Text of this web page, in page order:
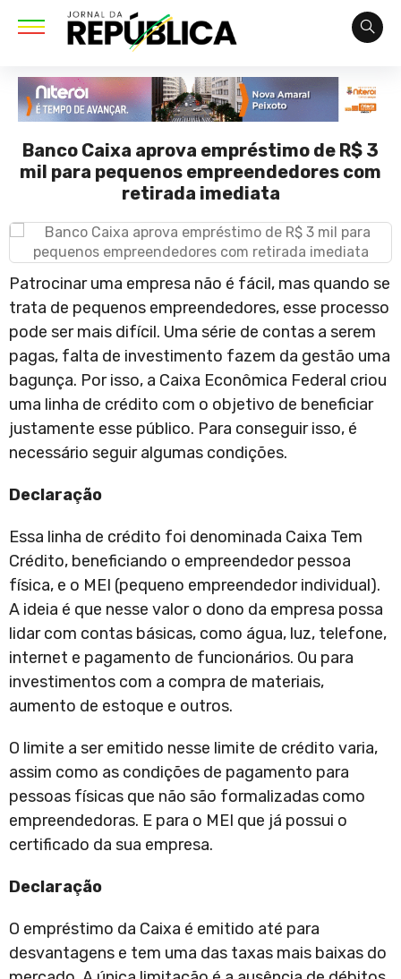
Banco Caixa aprova empréstimo de R$ 3
mil para pequenos empreendedores com
retirada imediata
Patrocinar uma empresa não é fácil, mas quando se
trata de pequenos empreendedores, esse processo
pode ser mais difícil. Uma série de contas a serem
pagas, falta de investimento fazem da gestão uma
bagunça. Por isso, a Caixa Econômica Federal criou
uma linha de crédito com o objetivo de beneficiar
justamente esse público. Para conseguir isso, é
necessário seguir algumas condições.
Declaração
Essa linha de crédito foi denominada Caixa Tem
Crédito, beneficiando o empreendedor pessoa
física, e o MEI (pequeno empreendedor individual).
A ideia é que nesse valor o dono da empresa possa
lidar com contas básicas, como água, luz, telefone,
internet e pagamento de funcionários. Ou para
investimentos com a compra de materiais,
aumento de estoque e outros.
O limite a ser emitido nesse limite de crédito varia,
assim como as condições de pagamento para
pessoas físicas que não são formalizadas como
empreendedoras. E para o MEI que já possui o
certificado da sua empresa.
Declaração
O empréstimo da Caixa é emitido até para
desvantagens e tem uma das taxas mais baixas do